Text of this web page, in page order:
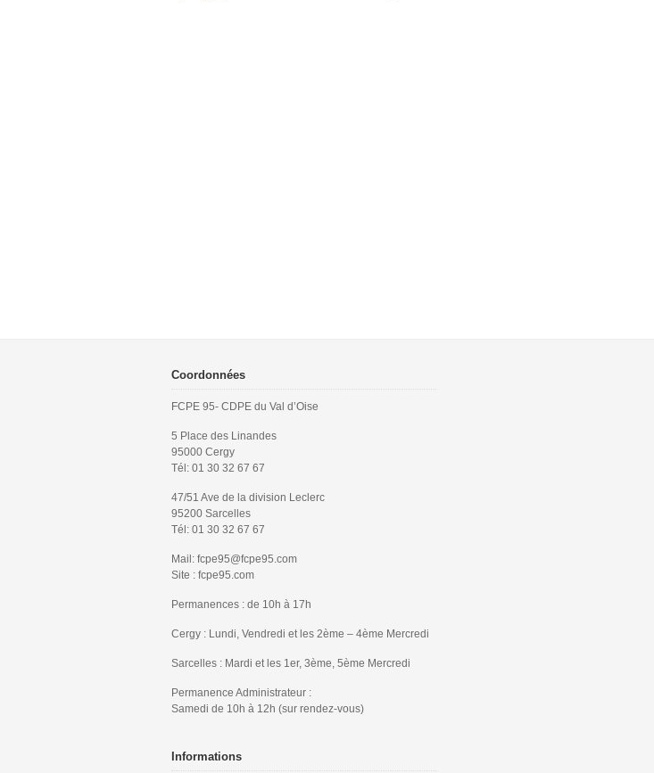
Coordonnées
FCPE 95- CDPE du Val d’Oise
5 Place des Linandes
95000 Cergy
Tél: 01 30 32 67 67
47/51 Ave de la division Leclerc
95200 Sarcelles
Tél: 01 30 32 67 67
Mail: fcpe95@fcpe95.com
Site : fcpe95.com
Permanences : de 10h à 17h
Cergy : Lundi, Vendredi et les 2ème – 4ème Mercredi
Sarcelles : Mardi et les 1er, 3ème, 5ème Mercredi
Permanence Administrateur :
Samedi de 10h à 12h (sur rendez-vous)
Informations